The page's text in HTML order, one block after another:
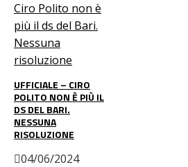
UFFICIALE – CIRO
POLITO NON È PIÙ IL
DS DEL BARI.
NESSUNA
RISOLUZIONE
04/06/2024